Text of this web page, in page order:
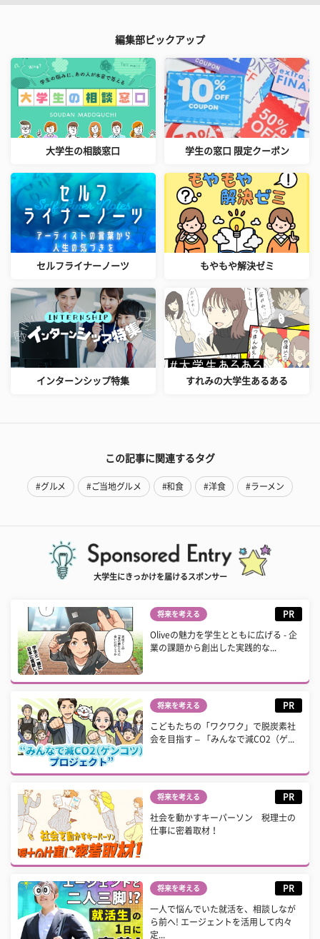
編集部ピックアップ
大学生の相談窓口 学生の窓口 限定クーポン
セルフライナーノーツ もやもや解決ゼミ
インターンシップ特集 すれみの大学生あるある
この記事に関連するタグ
#グルメ #ご当地グルメ #和食 #洋食 #ラーメン
大学生にきっかけを届けるスポンサー
将来を考える PR
Oliveの魅力を学生とともに広げる - 企
業の課題から創出した実践的な...
将来を考える PR
こどもたちの「ワクワク」で脱炭素社
会を目指す – 「みんなで減CO2（ゲ...
将来を考える PR
社会を動かすキーパーソン 税理士の
仕事に密着取材！
将来を考える PR
一人で悩んでいた就活を、相談しなが
ら前へ! エージェントを活用して内々
定...